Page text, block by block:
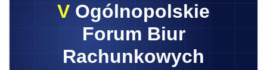
V Ogólnopolskie
Forum Biur
Rachunkowych